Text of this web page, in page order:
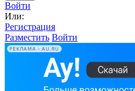
Войти
Или:
Регистрация
Разместить Войти
РЕКЛАМА • AU.RU